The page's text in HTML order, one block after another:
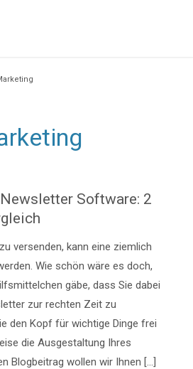
Software: 2
versenden, kann eine ziemlich
Wie schön wäre es doch,
gäbe, dass Sie dabei
zur rechten Zeit zu
den Kopf für wichtige Dinge frei
die Ausgestaltung Ihres
Blogbeitrag wollen wir Ihnen […]